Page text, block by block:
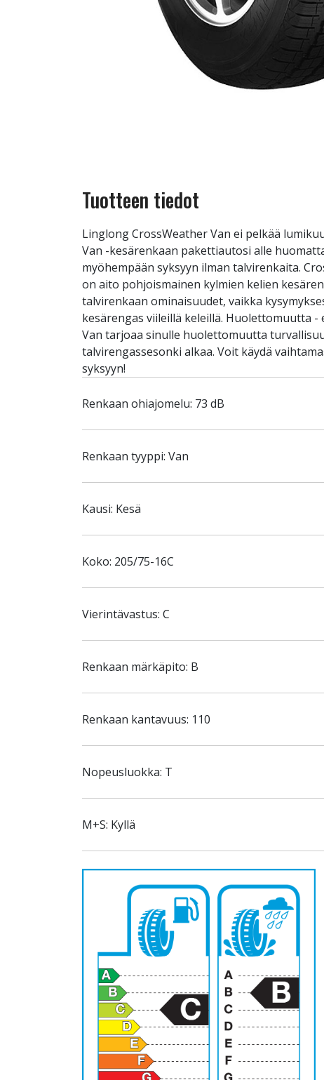
Tuotteen tiedot
Linglong CrossWeather Van ei pelkää
Van -kesärenkaan pakettiautosi alle
myöhempään syksyyn ilman talvirenkaita.
on aito pohjoismainen kylmien kelien
talvirenkaan ominaisuudet, vaikka
kesärengas viileillä keleillä. Huolettomuutta
Van tarjoaa sinulle huolettomuutta
talvirengassesonki alkaa. Voit käydä
syksyyn!
Renkaan ohiajomelu: 73 dB
Renkaan tyyppi: Van
Kausi: Kesä
Koko: 205/75-16C
Vierintävastus: C
Renkaan märkäpito: B
Renkaan kantavuus: 110
Nopeusluokka: T
M+S: Kyllä